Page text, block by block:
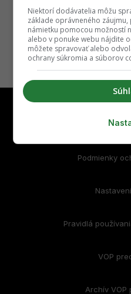
používaniaa
Podmienky
Pravidlá
VOP
Archív VOP
Niektorí dodávatelia môžu
základe oprávneného
námietku pomocou možností
alebo v ponuke webu nájdite
môžete spravovať alebo
ochrany súkromia a súborov